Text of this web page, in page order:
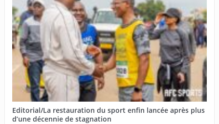
Editorial/La restauration du sport enfin lancée après plus
d’une décennie de stagnation